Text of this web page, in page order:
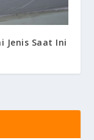
Jenis Saat Ini